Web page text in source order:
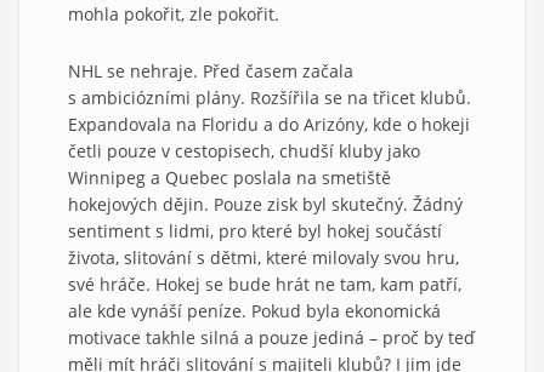
mohla pokořit, zle pokořit.
NHL se nehraje. Před časem začala
s ambiciózními plány. Rozšířila se na třicet klubů.
Expandovala na Floridu a do Arizóny, kde o hokeji
četli pouze v cestopisech, chudší kluby jako
Winnipeg a Quebec poslala na smetiště
hokejových dějin. Pouze zisk byl skutečný. Žádný
sentiment s lidmi, pro které byl hokej součástí
života, slitování s dětmi, které milovaly svou hru,
své hráče. Hokej se bude hrát ne tam, kam patří,
ale kde vynáší peníze. Pokud byla ekonomická
motivace takhle silná a pouze jediná – proč by teď
měli mít hráči slitování s majiteli klubů? I jim jde